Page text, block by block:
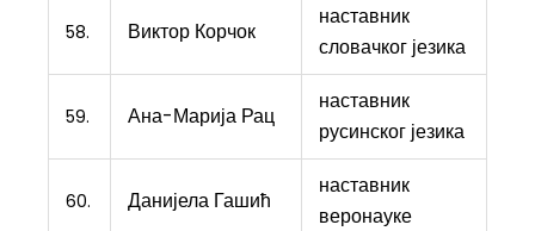
58. Виктор Корчок
наставник
словачког језика
59. Ана-Марија Рац
наставник
русинског језика
60. Данијела Гашић
наставник
веронауке